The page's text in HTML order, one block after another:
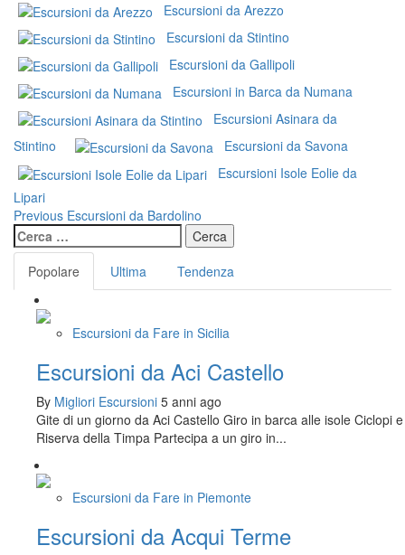
Escursioni da Arezzo
Escursioni da Stintino
Escursioni da Gallipoli
Escursioni in Barca da Numana
Escursioni Asinara da
Stintino
Escursioni da Savona
Escursioni Isole Eolie da
Lipari
Continue
Reading
Previous Escursioni da Bardolino
Ricerca
per:
Popolare
Ultima Tendenza
Escursioni da Fare in Sicilia
Escursioni da Aci Castello
By Migliori Escursioni 5 anni ago
Gite di un giorno da Aci Castello Giro in barca alle isole Ciclopi e
Riserva della Timpa Partecipa a un giro in...
Escursioni da Fare in Piemonte
Escursioni da Acqui Terme